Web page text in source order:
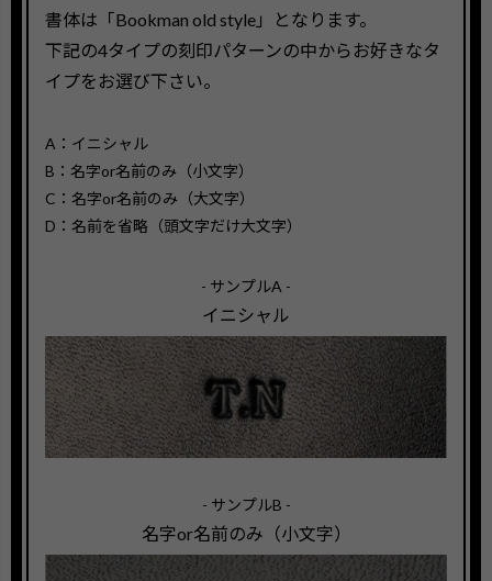
書体は「Bookman old style」となります。
下記の4タイプの刻印パターンの中からお好きなタ
イプをお選び下さい。
A：イニシャル
B：名字or名前のみ（小文字）
C：名字or名前のみ（大文字）
D：名前を省略（頭文字だけ大文字）
- サンプルA -
イニシャル
- サンプルB -
名字or名前のみ（小文字）